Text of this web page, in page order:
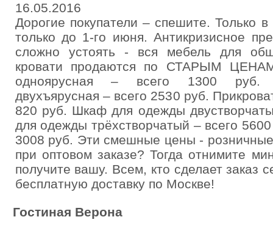
16.05.2016
Дорогие покупатели – спешите. Только
только до 1-го июня. Антикризисное
сложно устоять - вся мебель для
кровати продаются по СТАРЫМ
одноярусная – всего 1300 руб.
двухъярусная – всего 2530 руб.
820 руб. Шкаф для одежды
для одежды трёхстворчатый – всего
3008 руб. Эти смешные цены -
при оптовом заказе? Тогда отнимите
получите вашу. Всем, кто сделает заказ
бесплатную доставку по Москве!
Гостиная Верона